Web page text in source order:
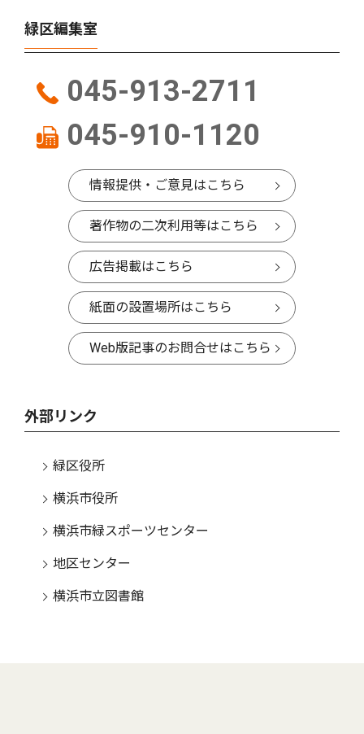
緑区編集室
045-913-2711
045-910-1120
情報提供・ご意見はこちら
著作物の二次利用等はこちら
広告掲載はこちら
紙面の設置場所はこちら
Web版記事のお問合せはこちら
外部リンク
緑区役所
横浜市役所
横浜市緑スポーツセンター
地区センター
横浜市立図書館